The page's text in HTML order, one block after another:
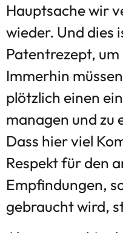
Hauptsache wir
wieder. Und dies
Patentrezept,
Immerhin
plötzlich einen
managen und zu
Dass hier viel
Respekt für den
Empfindungen,
gebraucht wird,